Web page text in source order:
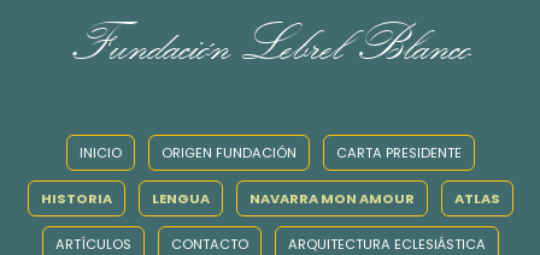
Fundación Lebrel Blanco
INICIO ORIGEN FUNDACIÓN CARTA PRESIDENTE
HISTORIA LENGUA NAVARRA MON AMOUR ATLAS
ARTÍCULOS CONTACTO ARQUITECTURA ECLESIÁSTICA